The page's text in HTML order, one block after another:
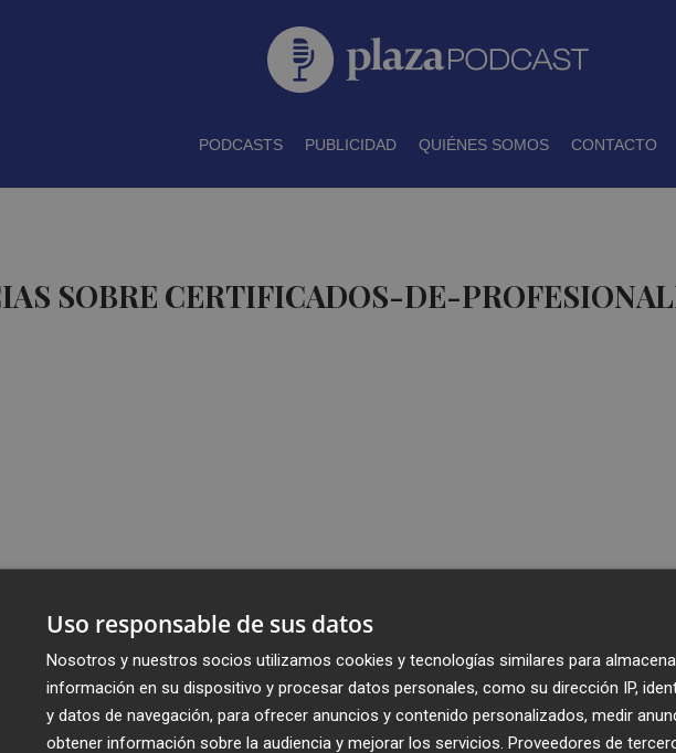
PODCASTS PUBLICIDAD QUIÉNES SOMOS CONTACTO
SOBRE CERTIFICADOS-DE-
Uso responsable de sus datos
Nosotros y nuestros socios utilizamos cookies y tecnologías similares para
información en su dispositivo y procesar datos personales, como su dirección IP,
y datos de navegación, para ofrecer anuncios y contenido personalizados, medir
obtener información sobre la audiencia y mejorar los servicios. Proveedores de